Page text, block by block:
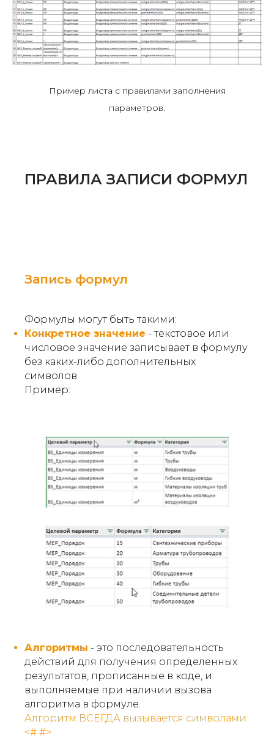
Пример листа с правилами заполнения
параметров.
ПРАВИЛА ЗАПИСИ ФОРМУЛ
Запись формул
Формулы могут быть такими:
Конкретное значение - текстовое или
числовое значение записывает в формулу
без каких-либо дополнительных
символов.
Пример:
Алгоритмы - это последовательность
действий для получения определенных
результатов, прописанные в коде, и
выполняемые при наличии вызова
алгоритма в формуле.
Алгоритм ВСЕГДА вызывается символами
<# #>